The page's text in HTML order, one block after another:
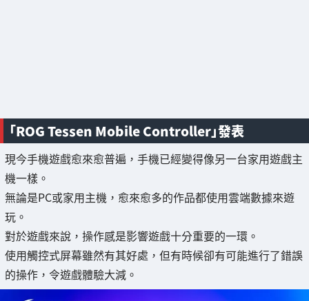
「ROG Tessen Mobile Controller」發表
現今手機遊戲愈來愈普遍，手機已經變得像另一台家用遊戲主
機一樣。
無論是PC或家用主機，愈來愈多的作品都使用雲端數據來遊
玩。
對於遊戲來說，操作感是影響遊戲十分重要的一環。
使用觸控式屏幕雖然有其好處，但有時候卻有可能進行了錯誤
的操作，令遊戲體驗大減。